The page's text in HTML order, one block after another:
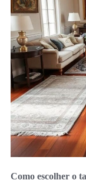
Como escolher o